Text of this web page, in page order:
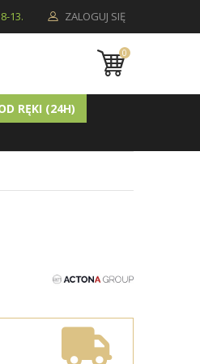
ZALOGUJ SIĘ
13.
0
RĘKI (24H)